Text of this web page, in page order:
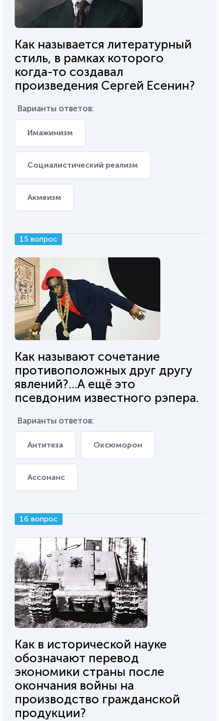
Как называется литературный
стиль, в рамках которого
когда-то создавал
произведения Сергей Есенин?
Варианты ответов:
Имажинизм
Социалистический реализм
Акмеизм
15 вопрос
Как называют сочетание
противоположных друг другу
явлений?...А ещё это
псевдоним известного рэпера.
Варианты ответов:
Антитеза Оксюморон
Ассонанс
16 вопрос
Как в исторической науке
обозначают перевод
экономики страны после
окончания войны на
производство гражданской
продукции?